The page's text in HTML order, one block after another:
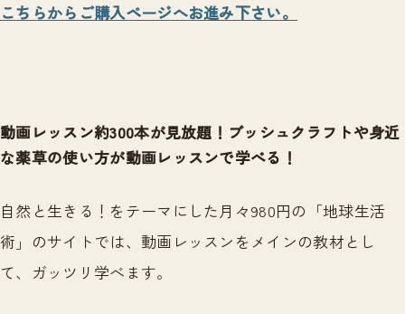
こちらからご購入ページへお進み下さい。
動画レッスン約300本が見放題！ブッシュクラフトや身近
な薬草の使い方が動画レッスンで学べる！
自然と生きる！をテーマにした月々980円の「地球生活
術」のサイトでは、動画レッスンをメインの教材とし
て、ガッツリ学べます。